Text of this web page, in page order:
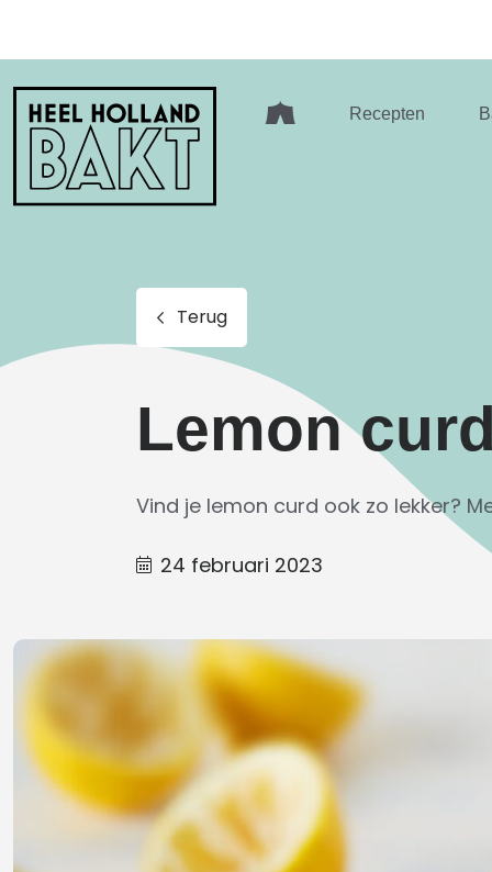
Heel
Holland
Bakt
Recepten
Terug
Lemon
Vind je lemon curd ook zo lekker?
24 februari 2023